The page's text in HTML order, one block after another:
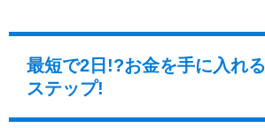
最短で2日!?お金を手に入れ
ステップ!